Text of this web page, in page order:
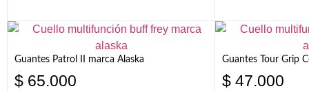
Guantes Patrol II marca Alaska
$ 65.000
Guantes Tour Grip
$ 47.000